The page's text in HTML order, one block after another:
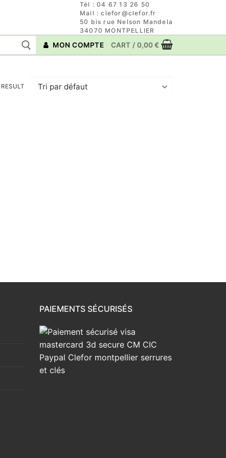
Tél : 04 67 13 26 50
Mail : clefor@clefor.fr
50 bis rue Nelson Mandela
34070 MONTPELLIER
MON COMPTE CART / 0,00€
PAIEMENTS SÉCURISÉS